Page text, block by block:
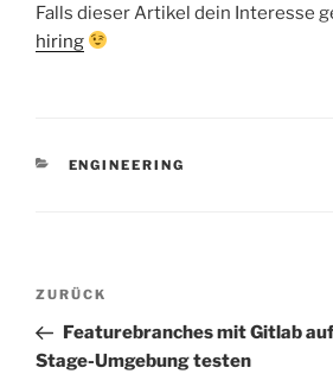
Falls dieser Artikel dein Interesse
hiring
KATEGORIEN
ENGINEERING
Beitragsnavigation
Vorheriger
Beitrag
ZURÜCK
Featurebranches mit Gitlab
Stage-Umgebung testen